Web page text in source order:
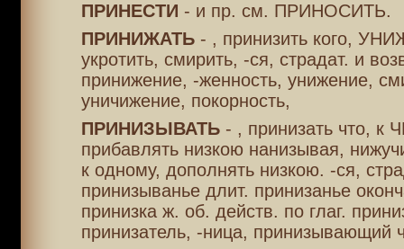
ПРИНЕСТИ - и пр. см. ПРИНОСИТЬ.
ПРИНИЖАТЬ- , принизить кого,
укротить, смирить, -ся, страдат. и
принижение, -женность, унижение,
уничижение, покорность,
ПРИНИЗЫВАТЬ- , принизать что, к
прибавлять низкою нанизывая,
к одному, дополнять низкою. -ся,
принизыванье длит. принизанье
принизка ж. об. действ. по глаг.
принизатель, -ница, принизывающий